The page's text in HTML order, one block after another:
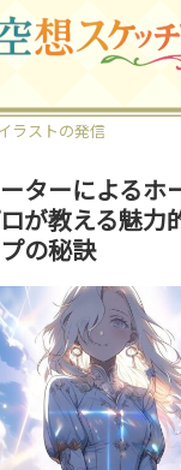
ラストの発信
ターによるホ
が教える魅力
の秘訣